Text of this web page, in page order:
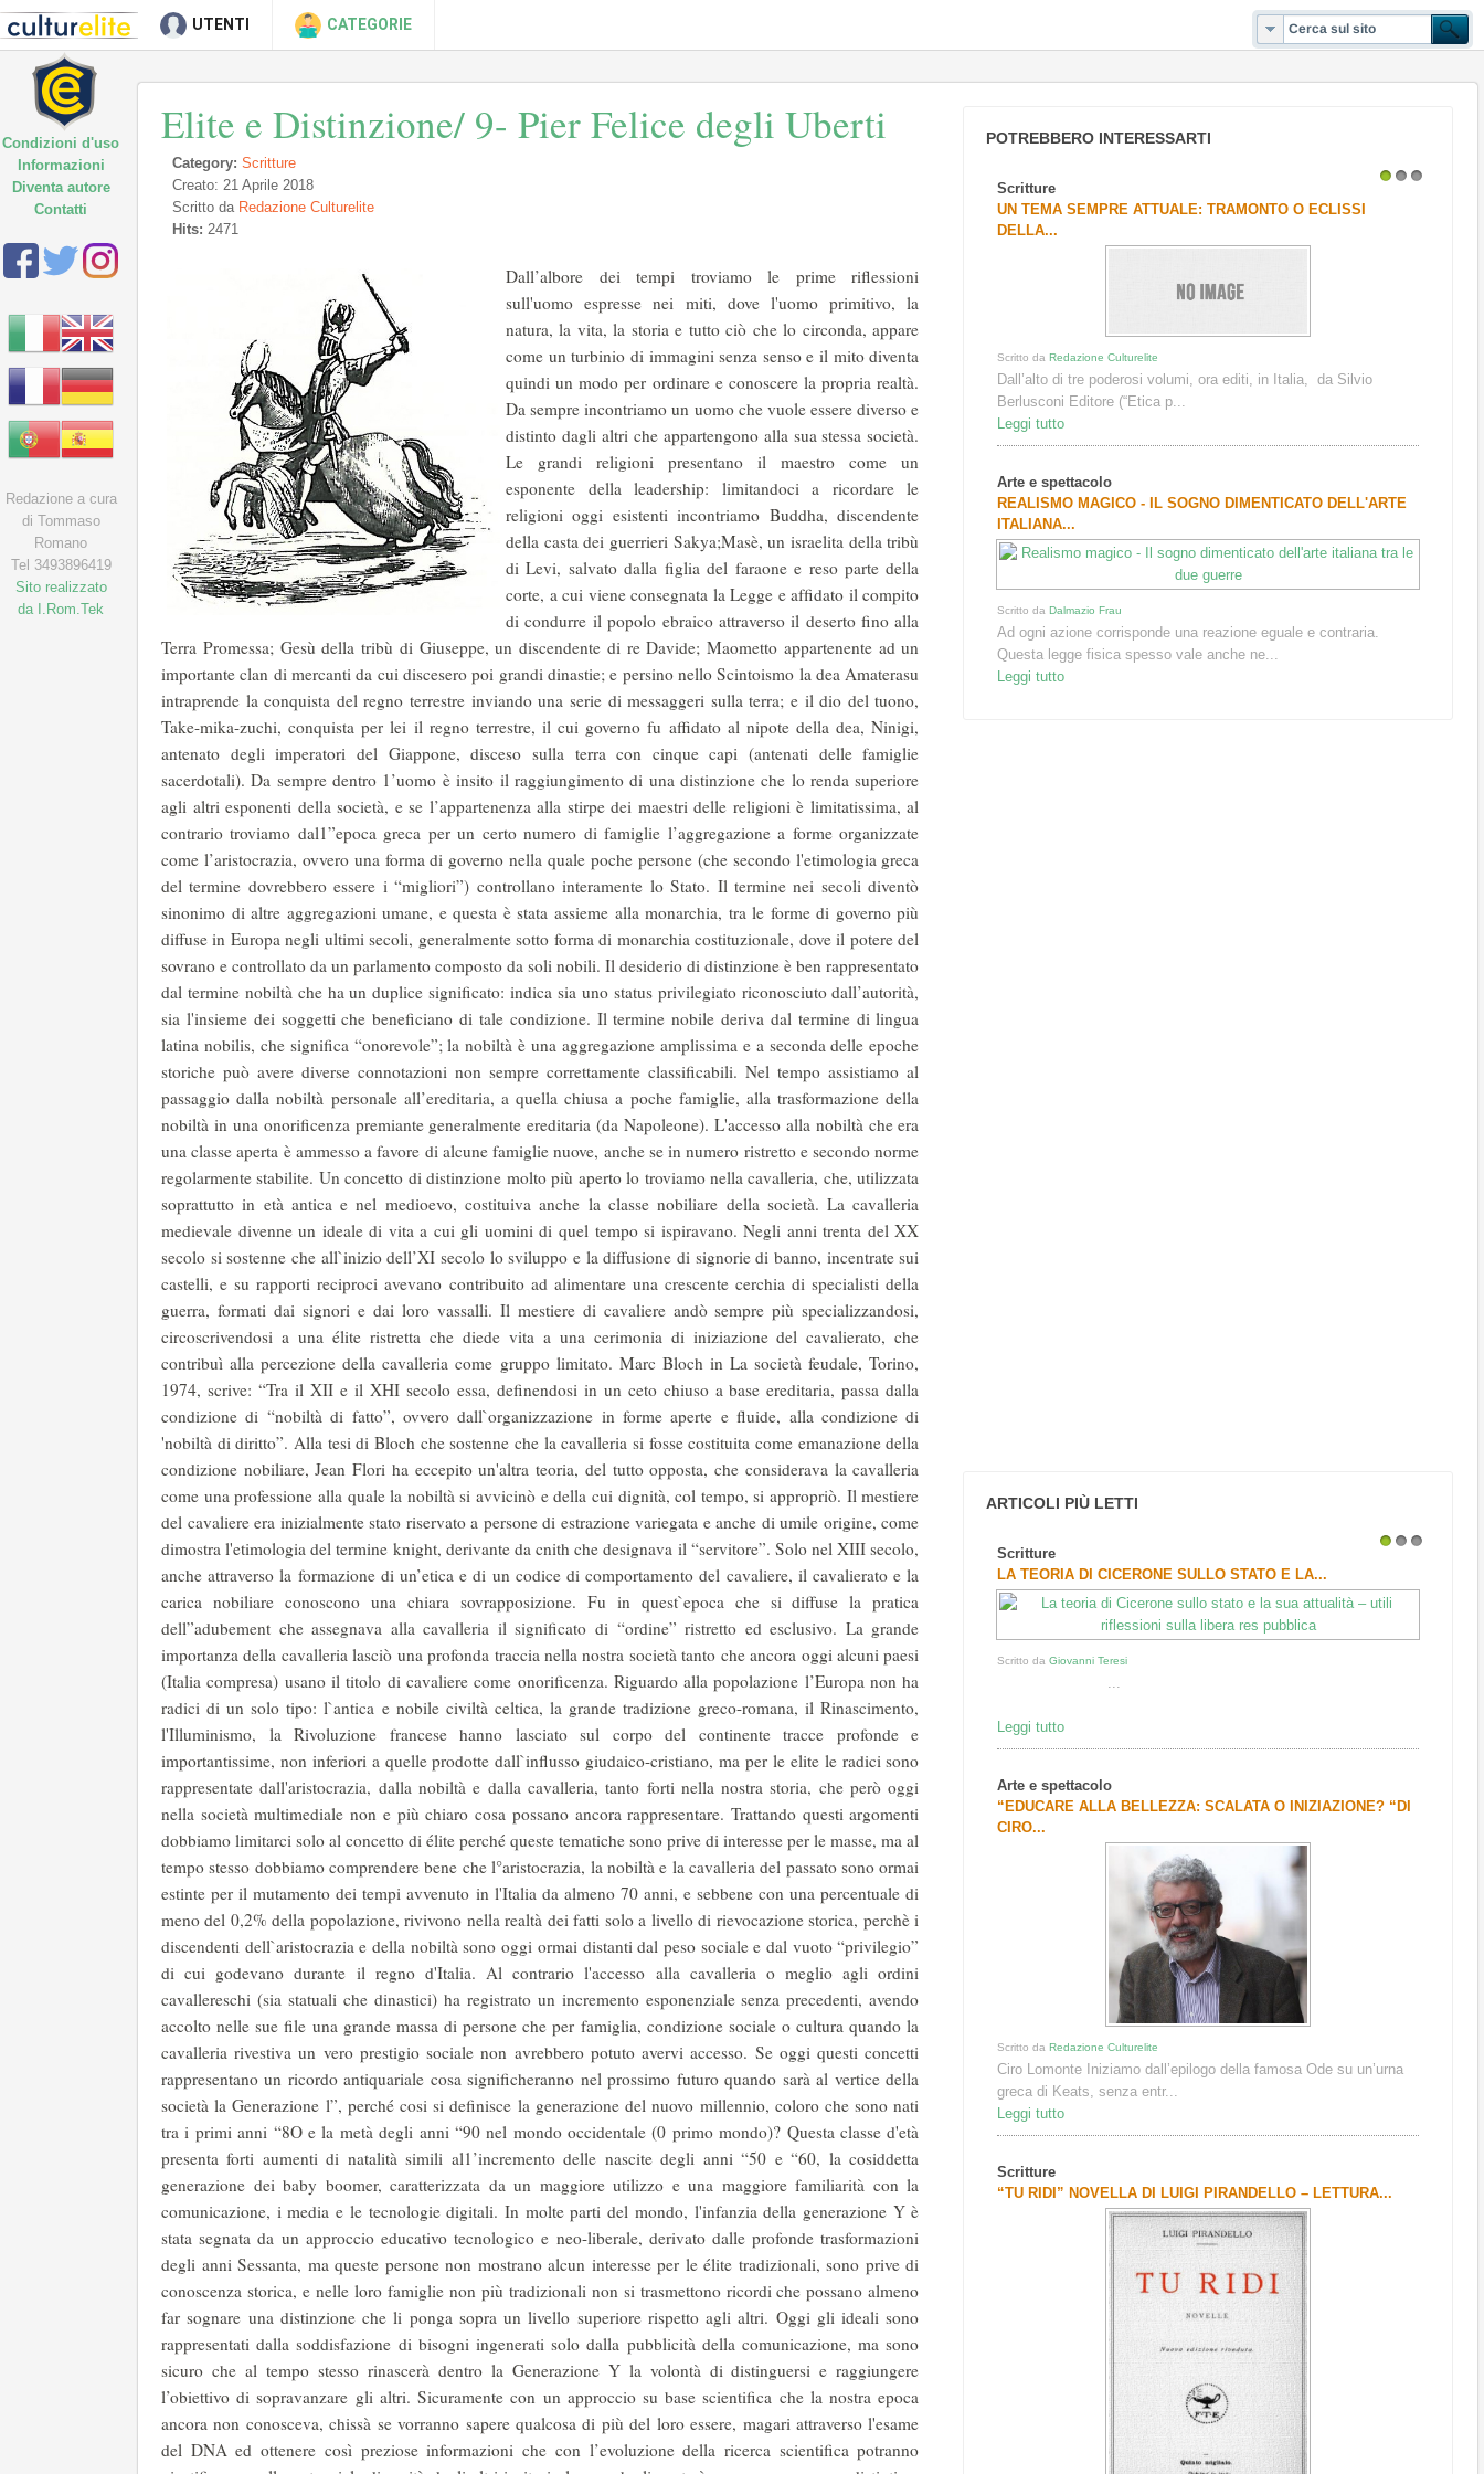
UTENTI CATEGORIE
Elite e Distinzione/ 9- Pier Felice degli Uberti
Category: Scritture
Creato: 21 Aprile 2018
Scritto da Redazione Culturelite
Hits: 2471
Dall’albore dei tempi troviamo le prime riflessioni
sull'uomo espresse nei miti, dove l'uomo primitivo, la
natura, la vita, la storia e tutto ciò che lo circonda, appare
come un turbinio di immagini senza senso e il mito diventa
quindi un modo per ordinare e conoscere la propria realtà.
Da sempre incontriamo un uomo che vuole essere diverso e
distinto dagli altri che appartengono alla sua stessa società.
Le grandi religioni presentano il maestro come un
esponente della leadership: limitandoci a ricordare le
religioni oggi esistenti incontriamo Buddha, discendente
della casta dei guerrieri Sakya;Masè, un israelita della tribù
di Levi, salvato dalla ﬁglia del faraone e reso parte della
corte, a cui viene consegnata la Legge e afﬁdato il compito
di condurre il popolo ebraico attraverso il deserto fino alla
Terra Promessa; Gesù della tribù di Giuseppe, un discendente di re Davide; Maometto appartenente ad un
importante clan di mercanti da cui discesero poi grandi dinastie; e persino nello Scintoismo la dea Amaterasu
intraprende la conquista del regno terrestre inviando una serie di messaggeri sulla terra; e il dio del tuono,
Take-mika-zuchi, conquista per lei il regno terrestre, il cui governo fu affidato al nipote della dea, Ninigi,
antenato degli imperatori del Giappone, disceso sulla terra con cinque capi (antenati delle famiglie
sacerdotali). Da sempre dentro 1’uomo è insito il raggiungimento di una distinzione che lo renda superiore
agli altri esponenti della società, e se l’appartenenza alla stirpe dei maestri delle religioni è limitatissima, al
contrario troviamo dal1”epoca greca per un certo numero di famiglie l’aggregazione a forme organizzate
come l’aristocrazia, ovvero una forma di governo nella quale poche persone (che secondo l'etimologia greca
del termine dovrebbero essere i “migliori”) controllano interamente lo Stato. Il termine nei secoli diventò
sinonimo di altre aggregazioni umane, e questa è stata assieme alla monarchia, tra le forme di governo più
diffuse in Europa negli ultimi secoli, generalmente sotto forma di monarchia costituzionale, dove il potere del
sovrano e controllato da un parlamento composto da soli nobili. Il desiderio di distinzione è ben rappresentato
dal termine nobiltà che ha un duplice significato: indica sia uno status privilegiato riconosciuto dall’autorità,
sia l'insieme dei soggetti che beneficiano di tale condizione. Il termine nobile deriva dal termine di lingua
latina nobilis, che significa “onorevole”; la nobiltà è una aggregazione amplissima e a seconda delle epoche
storiche può avere diverse connotazioni non sempre correttamente classificabili. Nel tempo assistiamo al
passaggio dalla nobiltà personale all’ereditaria, a quella chiusa a poche famiglie, alla trasformazione della
nobiltà in una onoriﬁcenza premiante generalmente ereditaria (da Napoleone). L'accesso alla nobiltà che era
una classe aperta è ammesso a favore di alcune famiglie nuove, anche se in numero ristretto e secondo norme
regolarmente stabilite. Un concetto di distinzione molto più aperto lo troviamo nella cavalleria, che, utilizzata
soprattutto in età antica e nel medioevo, costituiva anche la classe nobiliare della società. La cavalleria
medievale divenne un ideale di vita a cui gli uomini di quel tempo si ispiravano. Negli anni trenta del XX
secolo si sostenne che all`inizio dell’XI secolo lo sviluppo e la diffusione di signorie di banno, incentrate sui
castelli, e su rapporti reciproci avevano contribuito ad alimentare una crescente cerchia di specialisti della
guerra, formati dai signori e dai loro vassalli. Il mestiere di cavaliere andò sempre più specializzandosi,
circoscrivendosi a una élite ristretta che diede vita a una cerimonia di iniziazione del cavalierato, che
contribuì alla percezione della cavalleria come gruppo limitato. Marc Bloch in La società feudale, Torino,
1974, scrive: “Tra il XII e il XHI secolo essa, definendosi in un ceto chiuso a base ereditaria, passa dalla
condizione di “nobiltà di fatto”, ovvero dall`organizzazione in forme aperte e ﬂuide, alla condizione di
'nobiltà di diritto”. Alla tesi di Bloch che sostenne che la cavalleria si fosse costituita come emanazione della
condizione nobiliare, Jean Flori ha eccepito un'altra teoria, del tutto opposta, che considerava la cavalleria
come una professione alla quale la nobiltà si avvicinò e della cui dignità, col tempo, si appropriò. Il mestiere
del cavaliere era inizialmente stato riservato a persone di estrazione variegata e anche di umile origine, come
dimostra l'etimologia del termine knight, derivante da cnith che designava il “servitore”. Solo nel XIII secolo,
anche attraverso la formazione di un’etica e di un codice di comportamento del cavaliere, il cavalierato e la
carica nobiliare conoscono una chiara sovrapposizione. Fu in quest`epoca che si diffuse la pratica
dell”adubement che assegnava alla cavalleria il significato di “ordine” ristretto ed esclusivo. La grande
importanza della cavalleria lasciò una profonda traccia nella nostra società tanto che ancora oggi alcuni paesi
(Italia compresa) usano il titolo di cavaliere come onoriﬁcenza. Riguardo alla popolazione l’Europa non ha
radici di un solo tipo: l`antica e nobile civiltà celtica, la grande tradizione greco-romana, il Rinascimento,
l'Illuminismo, la Rivoluzione francese hanno lasciato sul corpo del continente tracce profonde e
importantissime, non inferiori a quelle prodotte dall`influsso giudaico-cristiano, ma per le elite le radici sono
rappresentate dall'aristocrazia, dalla nobiltà e dalla cavalleria, tanto forti nella nostra storia, che però oggi
nella società multimediale non e più chiaro cosa possano ancora rappresentare. Trattando questi argomenti
dobbiamo limitarci solo al concetto di élite perché queste tematiche sono prive di interesse per le masse, ma al
tempo stesso dobbiamo comprendere bene che l°aristocrazia, la nobiltà e la cavalleria del passato sono ormai
estinte per il mutamento dei tempi avvenuto in l'Italia da almeno 70 anni, e sebbene con una percentuale di
meno del 0,2% della popolazione, rivivono nella realtà dei fatti solo a livello di rievocazione storica, perchè i
discendenti dell`aristocrazia e della nobiltà sono oggi ormai distanti dal peso sociale e dal vuoto “privilegio”
di cui godevano durante il regno d'Italia. Al contrario l'accesso alla cavalleria o meglio agli ordini
cavallereschi (sia statuali che dinastici) ha registrato un incremento esponenziale senza precedenti, avendo
accolto nelle sue file una grande massa di persone che per famiglia, condizione sociale o cultura quando la
cavalleria rivestiva un vero prestigio sociale non avrebbero potuto avervi accesso. Se oggi questi concetti
rappresentano un ricordo antiquariale cosa significheranno nel prossimo futuro quando sarà al vertice della
società la Generazione l”, perché cosi si definisce la generazione del nuovo millennio, coloro che sono nati
tra i primi anni “8O e la metà degli anni “90 nel mondo occidentale (0 primo mondo)? Questa classe d'età
presenta forti aumenti di natalità simili al1’incremento delle nascite degli anni “50 e “60, la cosiddetta
generazione dei baby boomer, caratterizzata da un maggiore utilizzo e una maggiore familiarità con la
comunicazione, i media e le tecnologie digitali. In molte parti del mondo, l'infanzia della generazione Y è
stata segnata da un approccio educativo tecnologico e neo-liberale, derivato dalle profonde trasformazioni
degli anni Sessanta, ma queste persone non mostrano alcun interesse per le élite tradizionali, sono prive di
conoscenza storica, e nelle loro famiglie non più tradizionali non si trasmettono ricordi che possano almeno
far sognare una distinzione che li ponga sopra un livello superiore rispetto agli altri. Oggi gli ideali sono
rappresentati dalla soddisfazione di bisogni ingenerati solo dalla pubblicità della comunicazione, ma sono
sicuro che al tempo stesso rinascerà dentro la Generazione Y la volontà di distinguersi e raggiungere
l’obiettivo di sopravanzare gli altri. Sicuramente con un approccio su base scientifica che la nostra epoca
ancora non conosceva, chissà se vorranno sapere qualcosa di più del loro essere, magari attraverso l'esame
del DNA ed ottenere così preziose informazioni che con l’evoluzione della ricerca scientifica potranno
POTREBBERO INTERESSARTI
Scritture
UN TEMA SEMPRE ATTUALE: TRAMONTO O ECLISSI
DELLA...
Scritto daRedazione Culturelite
Dall’alto di tre poderosi volumi, ora editi, in Italia, da Silvio
Berlusconi Editore (“Etica p...
Leggi tutto
Arte e spettacolo
REALISMO MAGICO - IL SOGNO DIMENTICATO DELL'ARTE
ITALIANA...
Scritto daDalmazio Frau
Ad ogni azione corrisponde una reazione eguale e contraria.
Questa legge fisica spesso vale anche ne...
Leggi tutto
ARTICOLI PIÙ LETTI
Scritture
LA TEORIA DI CICERONE SULLO STATO E LA...
Scritto daGiovanni Teresi
...
Leggi tutto
Arte e spettacolo
“EDUCARE ALLA BELLEZZA: SCALATA O INIZIAZIONE? “DI
CIRO...
Scritto daRedazione Culturelite
Ciro Lomonte Iniziamo dall’epilogo della famosa Ode su un’urna
greca di Keats, senza entr...
Leggi tutto
Scritture
“TU RIDI” NOVELLA DI LUIGI PIRANDELLO – LETTURA...
Condizioni d'uso
Informazioni
Diventa autore
Contatti
Redazione a cura
di Tommaso
Romano
Tel 3493896419
Sito realizzato
da I.Rom.Tek